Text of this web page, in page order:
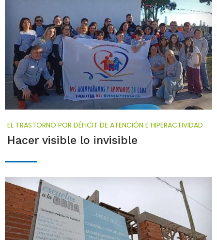
EL TRASTORNO POR DÉFICIT DE ATENCIÓN E HIPERACTIVIDAD
Hacer visible lo invisible